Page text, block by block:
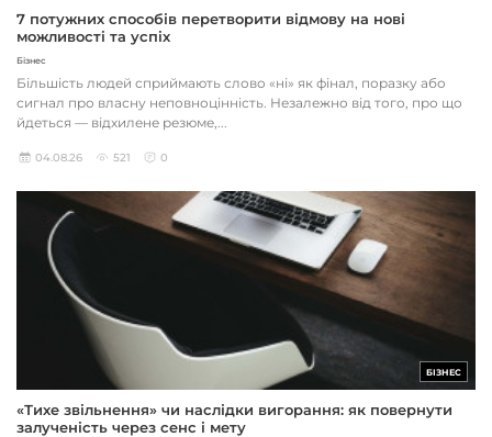
7 потужних способів перетворити відмову на нові
можливості та успіх
Бізнес
Більшість людей сприймають слово «ні» як фінал, поразку або
сигнал про власну неповноцінність. Незалежно від того, про що
йдеться — відхилене резюме,...
04.08.26 521 0
БІЗНЕС
«Тихе звільнення» чи наслідки вигорання: як повернути
залученість через сенс і мету